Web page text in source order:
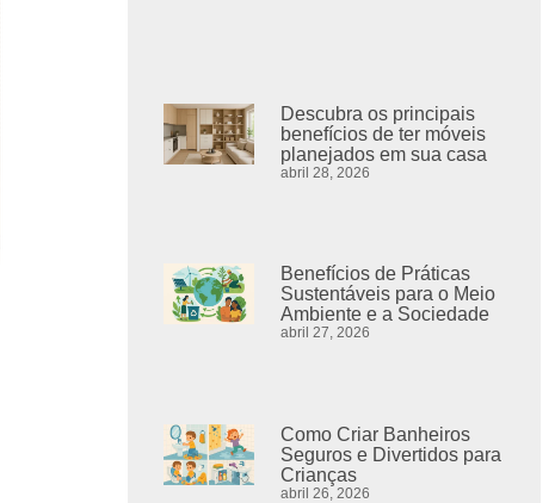
Descubra os principais
benefícios de ter móveis
planejados em sua casa
abril 28, 2026
Benefícios de Práticas
Sustentáveis para o Meio
Ambiente e a Sociedade
abril 27, 2026
Como Criar Banheiros
Seguros e Divertidos para
Crianças
abril 26, 2026